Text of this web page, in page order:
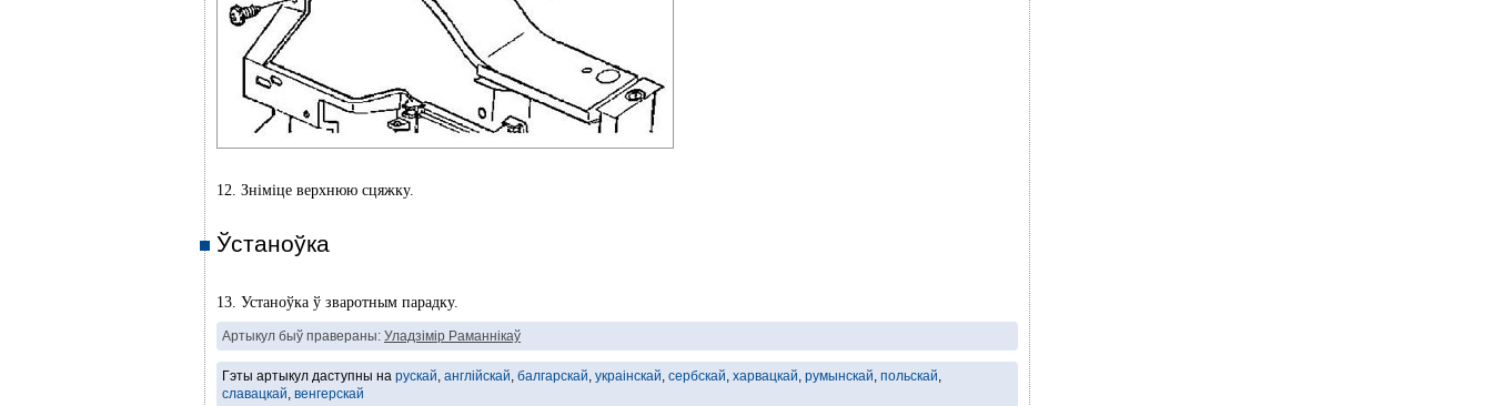
12. Зніміце верхнюю сцяжку.
Ўстаноўка
13. Устаноўка ў зваротным парадку.
Артыкул быў правераны: Уладзімір Раманнікаў
Гэты артыкул даступны на рускай, англійскай, балгарскай, украінскай, сербскай, харвацкай, румынскай, польскай,
славацкай, венгерскай